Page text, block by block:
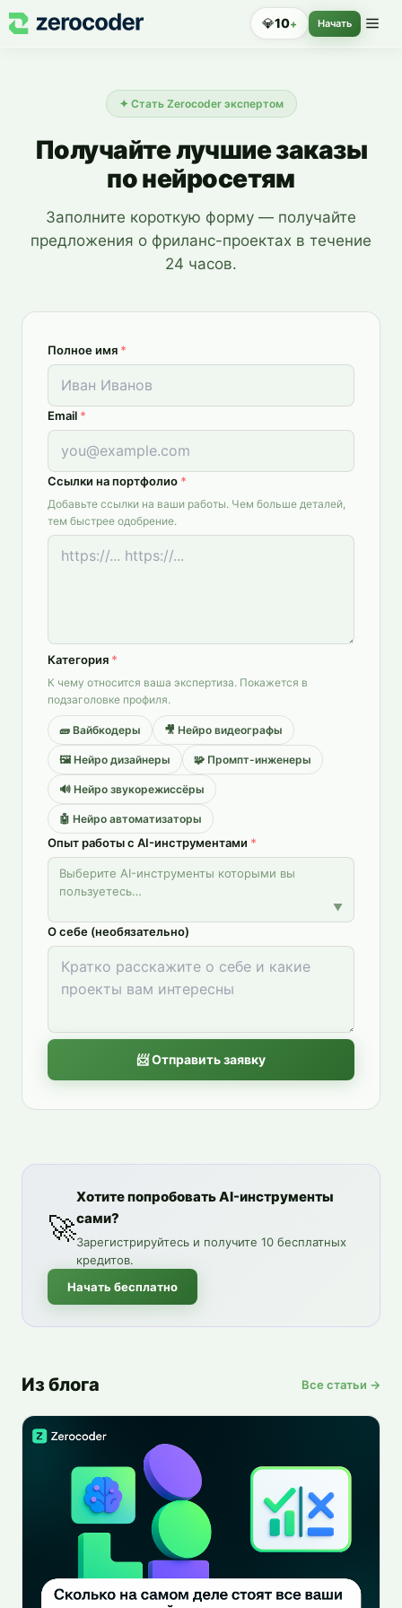
Стать AI-экспертом
💎10+ Начать
✦ Стать Zerocoder экспертом
Получайте лучшие заказы
по нейросетям
Заполните короткую форму — получайте
предложения о фриланс-проектах в течение
24 часов.
Полное имя *
Email *
Ссылки на портфолио *
Добавьте ссылки на ваши работы. Чем больше деталей,
тем быстрее одобрение.
Категория *
К чему относится ваша экспертиза. Покажется в
подзаголовке профиля.
🧱 Вайбкодеры 🎥 Нейро видеографы
🖼️ Нейро дизайнеры 🧩 Промпт-инженеры
🔊 Нейро звукорежиссёры
🤖 Нейро автоматизаторы
Опыт работы с AI-инструментами *
Выберите AI-инструменты которыми вы
пользуетесь…
▼
О себе (необязательно)
📨 Отправить заявку
🚀
Хотите попробовать AI-инструменты
сами?
Зарегистрируйтесь и получите 10 бесплатных
кредитов.
Начать бесплатно
Из блога Все статьи →